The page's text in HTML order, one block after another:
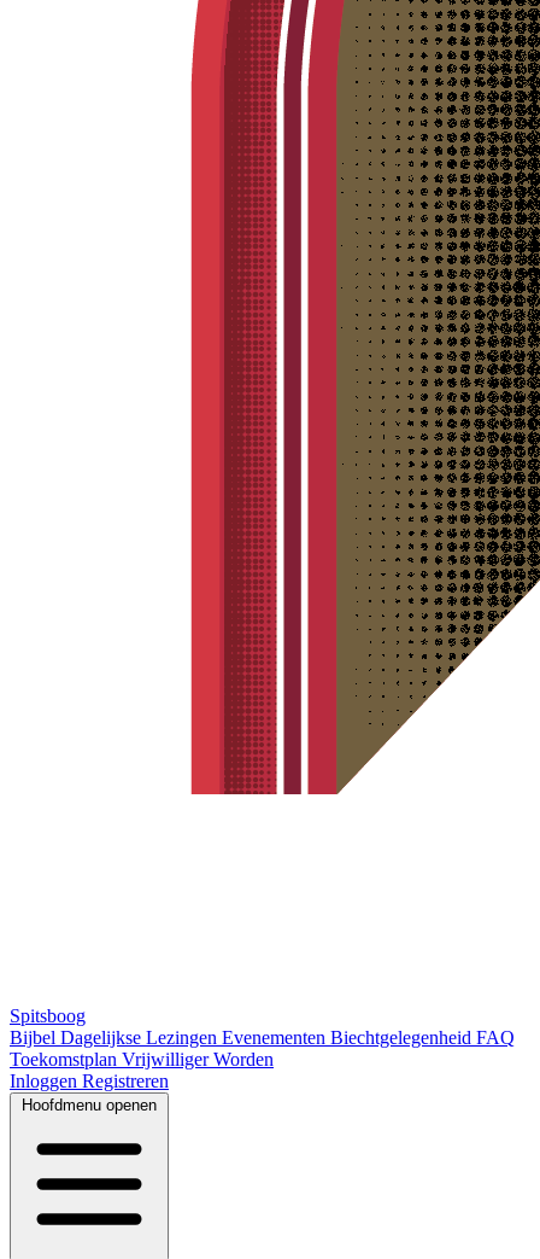
Spitsboog
Bijbel Dagelijkse Lezingen Evenementen Biechtgelegenheid FAQ
Toekomstplan Vrijwilliger Worden
Inloggen Registreren
Hoofdmenu openen